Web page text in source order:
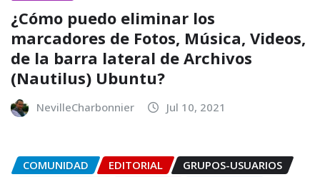
¿Cómo puedo eliminar los
marcadores de Fotos, Música, Vi­deos,
de la barra lateral de Archivos
(Nautilus) Ubuntu?
NevilleCharbonnier Jul 10, 2021
COMUNIDAD EDITORIAL
GRUPOS-USUARIOS